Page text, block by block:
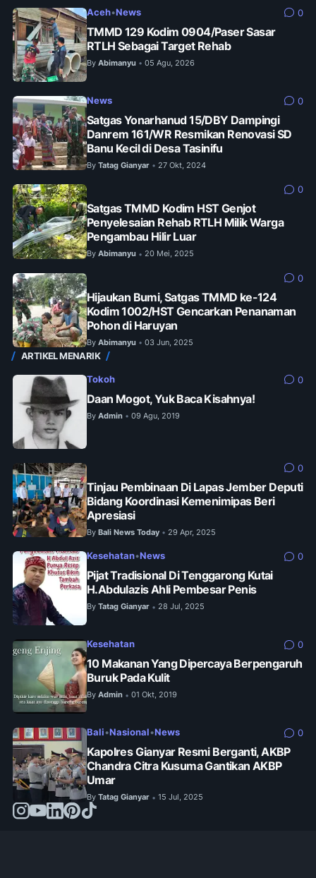
Aceh•News 0
TMMD 129 Kodim 0904/Paser Sasar
RTLH Sebagai Target Rehab
By Abimanyu • 05 Agu, 2026
News 0
Satgas Yonarhanud 15/DBY Dampingi
Danrem 161/WR Resmikan Renovasi SD
Banu Kecil di Desa Tasinifu
By Tatag Gianyar • 27 Okt, 2024
0
Satgas TMMD Kodim HST Genjot
Penyelesaian Rehab RTLH Milik Warga
Pengambau Hilir Luar
By Abimanyu • 20 Mei, 2025
0
Hijaukan Bumi, Satgas TMMD ke-124
Kodim 1002/HST Gencarkan Penanaman
Pohon di Haruyan
By Abimanyu • 03 Jun, 2025
ARTIKEL MENARIK
Tokoh 0
Daan Mogot, Yuk Baca Kisahnya!
By Admin • 09 Agu, 2019
0
Tinjau Pembinaan Di Lapas Jember Deputi
Bidang Koordinasi Kemenimipas Beri
Apresiasi
By Bali News Today • 29 Apr, 2025
Kesehatan•News 0
Pijat Tradisional Di Tenggarong Kutai
H.Abdulazis Ahli Pembesar Penis
By Tatag Gianyar • 28 Jul, 2025
Kesehatan 0
10 Makanan Yang Dipercaya Berpengaruh
Buruk Pada Kulit
By Admin • 01 Okt, 2019
Bali•Nasional•News 0
Kapolres Gianyar Resmi Berganti, AKBP
Chandra Citra Kusuma Gantikan AKBP
Umar
By Tatag Gianyar • 15 Jul, 2025